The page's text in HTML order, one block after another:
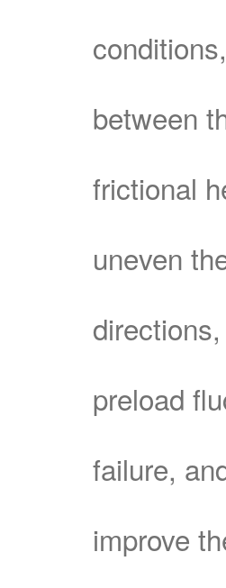
between
frictional
uneven
preload
failure,
improve